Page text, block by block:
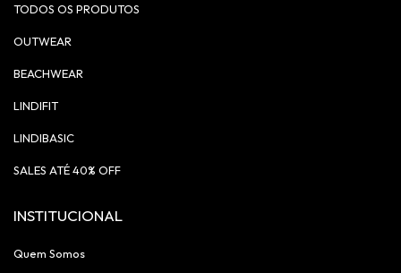
TODOS OS PRODUTOS
OUTWEAR
BEACHWEAR
LINDIFIT
LINDIBASIC
SALES ATÉ 40% OFF
INSTITUCIONAL
Quem Somos